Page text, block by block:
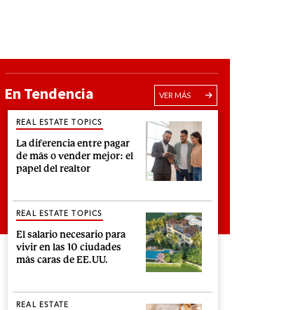
En Tendencia VER MÁS
La diferencia entre pagar
de más o vender mejor: el
papel del realtor
REAL ESTATE TOPICS
El salario necesario para
vivir en las 10 ciudades
más caras de EE.UU.
REAL ESTATE TOPICS
REAL ESTATE